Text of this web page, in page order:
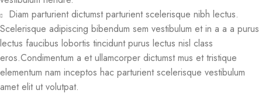
Diam parturient dictumst parturient scelerisque nibh lectus.
Scelerisque adipiscing bibendum sem vestibulum et in a a a purus
lectus faucibus lobortis tincidunt purus lectus nisl class
eros.Condimentum a et ullamcorper dictumst mus et tristique
elementum nam inceptos hac parturient scelerisque vestibulum
amet elit ut volutpat.